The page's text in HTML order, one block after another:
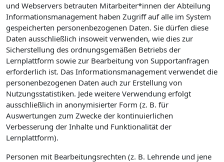
und Webservers betrauten Mitarbeiter*innen der Abteilung
Informationsmanagement haben Zugriff auf alle im System
gespeicherten personenbezogenen Daten. Sie dürfen diese
Daten ausschließlich insoweit verwenden, wie dies zur
Sicherstellung des ordnungsgemäßen Betriebs der
Lernplattform sowie zur Bearbeitung von Supportanfragen
erforderlich ist. Das Informationsmanagement verwendet die
personenbezogenen Daten auch zur Erstellung von
Nutzungsstatistiken. Jede weitere Verwendung erfolgt
ausschließlich in anonymisierter Form (z. B. für
Auswertungen zum Zwecke der kontinuierlichen
Verbesserung der Inhalte und Funktionalität der
Lernplattform).
Personen mit Bearbeitungsrechten (z. B. Lehrende und jene